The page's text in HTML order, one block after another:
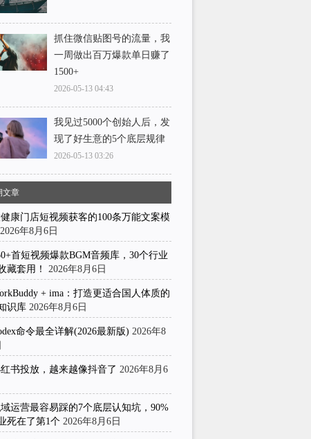
抓住微信贴图号的流量，我
一周做出百万爆款单日赚了
1500+
2026-05-13 04:43
我见过5000个创始人后，发
现了好生意的5个底层规律
2026-05-13 03:26
文章
康门店短视频获客的100条万能文案模
2026年8月6日
首短视频爆款BGM音频库，30个行业
藏套用！
2026年8月6日
+ ima：打造更适合国人体质的
识库 2026年8月6日
命令最全详解(2026最新版) 2026年8
书投放，越来越像抖音了 2026年8月6
运营最容易踩的7个底层认知坑，90%
死在了第1个 2026年8月6日